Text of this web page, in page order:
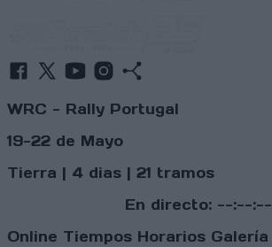
WRC - Rally Portugal
19-22 de Mayo
Tierra | 4 dias | 21 tramos
En directo: --:--:--
Online Tiempos Horarios Galería